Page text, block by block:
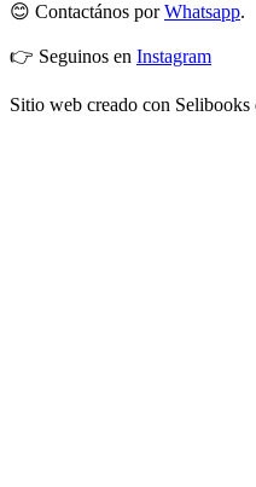
😊 Contactános porWhatsapp.
👉 Seguinos en Instagram
Sitio web creado con